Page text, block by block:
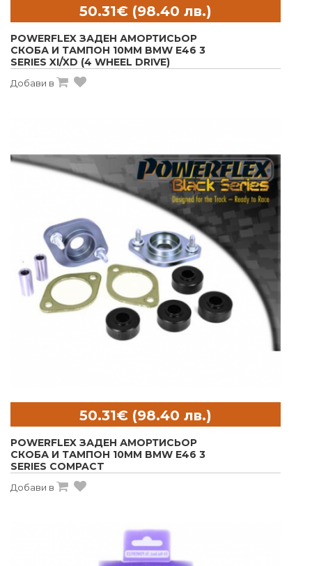
POWERFLEX ЗАДЕН АМОРТИСЬОР
СКОБА И ТАМПОН 10MM BMW E46 3
SERIES XI/XD (4 WHEEL DRIVE)
Добави в
POWERFLEX ЗАДЕН АМОРТИСЬОР
СКОБА И ТАМПОН 10MM BMW E46 3
SERIES COMPACT
Добави в